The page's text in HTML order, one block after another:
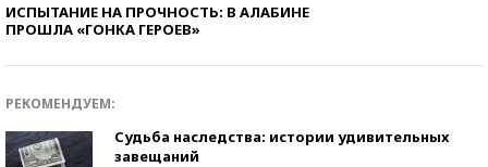
ИСПЫТАНИЕ НА ПРОЧНОСТЬ: В АЛАБИНЕ
ПРОШЛА «ГОНКА ГЕРОЕВ»
РЕКОМЕНДУЕМ:
Судьба наследства: истории удивительных
завещаний